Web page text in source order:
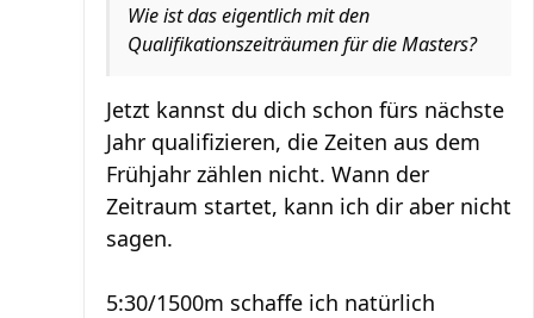
Wie ist das eigentlich mit den
Qualifikationszeiträumen für die Masters?
Jetzt kannst du dich schon fürs nächste
Jahr qualifizieren, die Zeiten aus dem
Frühjahr zählen nicht. Wann der
Zeitraum startet, kann ich dir aber nicht
sagen.
5:30/1500m schaffe ich natürlich